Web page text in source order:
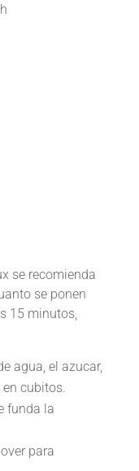
se recomienda
se ponen
15 minutos,
agua, el azucar,
cubitos.
funda la
para